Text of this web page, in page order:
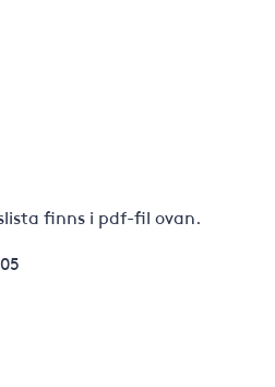
finns i pdf-fil ovan.